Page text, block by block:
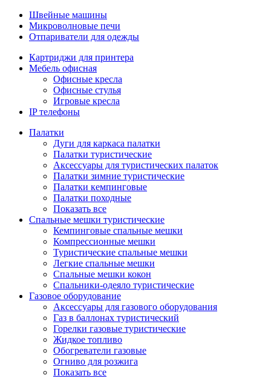
Швейные машины
Микроволновые печи
Отпариватели для одежды
Картриджи для принтера
Мебель офисная
Офисные кресла
Офисные стулья
Игровые кресла
IP телефоны
Палатки
Дуги для каркаса палатки
Палатки туристические
Аксессуары для туристических палаток
Палатки зимние туристические
Палатки кемпинговые
Палатки походные
Показать все
Спальные мешки туристические
Кемпинговые спальные мешки
Компрессионные мешки
Туристические спальные мешки
Легкие спальные мешки
Спальные мешки кокон
Спальники-одеяло туристические
Газовое оборудование
Аксессуары для газового оборудования
Газ в баллонах туристический
Горелки газовые туристические
Жидкое топливо
Обогреватели газовые
Огниво для розжига
Показать все